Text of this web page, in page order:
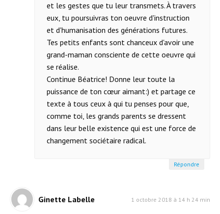
et les gestes que tu leur transmets. À travers
eux, tu poursuivras ton oeuvre d'instruction
et d'humanisation des générations futures.
Tes petits enfants sont chanceux d'avoir une
grand-maman consciente de cette oeuvre qui
se réalise.
Continue Béatrice! Donne leur toute la
puissance de ton cœur aimant:) et partage ce
texte à tous ceux à qui tu penses pour que,
comme toi, les grands parents se dressent
dans leur belle existence qui est une force de
changement sociétaire radical.
Répondre
Ginette Labelle 1 octobre 2018 à 14 h 24 min